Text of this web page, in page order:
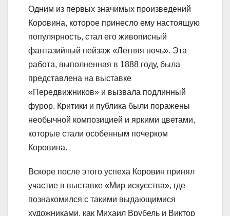
Одним из первых значимых произведений
Коровина, которое принесло ему настоящую
популярность, стал его живописный
фантазийный пейзаж «Летняя ночь». Эта
работа, выполненная в 1888 году, была
представлена на выставке
«Передвижников» и вызвала подлинный
фурор. Критики и публика были поражены
необычной композицией и яркими цветами,
которые стали особенным почерком
Коровина.
Вскоре после этого успеха Коровин принял
участие в выставке «Мир искусства», где
познакомился с такими выдающимися
художниками, как Михаил Врубель и Виктор